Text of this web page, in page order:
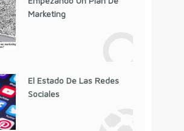
Marketing
El Estado De Las Redes
Sociales